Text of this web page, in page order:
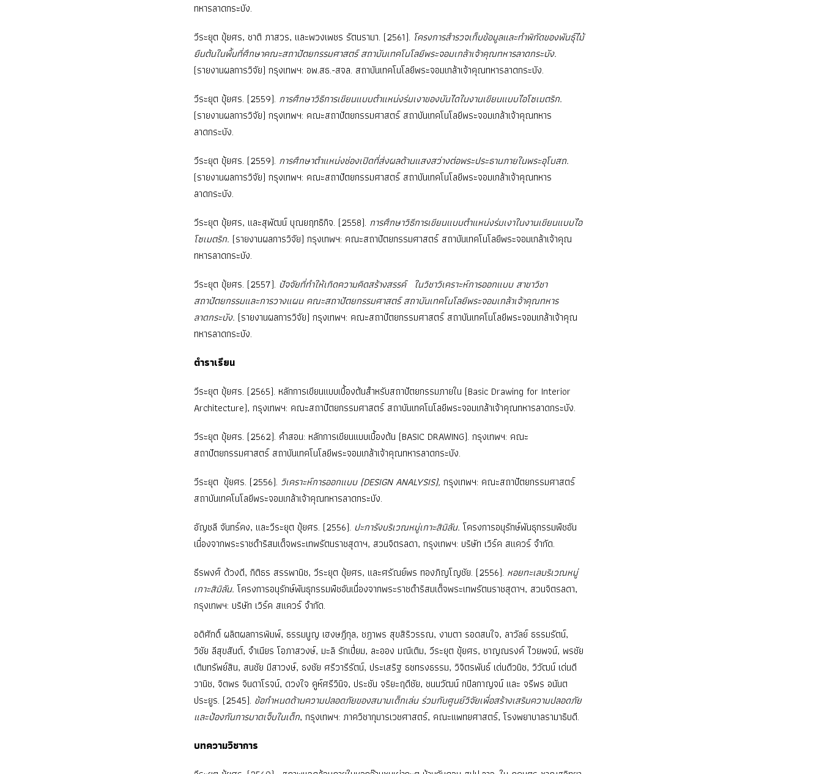
ทหารลาดกระบัง.
วีระยุต ขุ้ยศร, ชาติ ภาสวร, และพวงเพชร รัตนรามา. (2561). โครงการสำรวจเก็บข้อมูลและทำพิกัดของพันธุ์ไม้
ยืนต้นในพื้นที่ศึกษาคณะสถาปัตยกรรมศาสตร์ สถาบันเทคโนโลยีพระจอมเกล้าเจ้าคุณทหารลาดกระบัง.
(รายงานผลการวิจัย) กรุงเทพฯ: อพ.สธ.-สจล. สถาบันเทคโนโลยีพระจอมเกล้าเจ้าคุณทหารลาดกระบัง.
วีระยุต ขุ้ยศร. (2559). การศึกษาวิธีการเขียนแบบตำแหน่งร่มเงาของบันไดในงานเขียนแบบไอโซเมตริก.
(รายงานผลการวิจัย) กรุงเทพฯ: คณะสถาปัตยกรรมศาสตร์ สถาบันเทคโนโลยีพระจอมเกล้าเจ้าคุณทหาร
ลาดกระบัง.
วีระยุต ขุ้ยศร. (2559). การศึกษาตำแหน่งช่องเปิดที่ส่งผลด้านแสงสว่างต่อพระประธานภายในพระอุโบสถ.
(รายงานผลการวิจัย) กรุงเทพฯ: คณะสถาปัตยกรรมศาสตร์ สถาบันเทคโนโลยีพระจอมเกล้าเจ้าคุณทหาร
ลาดกระบัง.
วีระยุต ขุ้ยศร, และสุพัฒน์ บุณยฤทธิกิจ. (2558). การศึกษาวิธีการเขียนแบบตำแหน่งร่มเงาในงานเขียนแบบไอ
โซเมตริก. (รายงานผลการวิจัย) กรุงเทพฯ: คณะสถาปัตยกรรมศาสตร์ สถาบันเทคโนโลยีพระจอมเกล้าเจ้าคุณ
ทหารลาดกระบัง.
วีระยุต ขุ้ยศร. (2557). ปัจจัยที่ทำให้เกิดความคิดสร้างสรรค์ ในวิชาวิเคราะห์การออกแบบ สาขาวิชา
สถาปัตยกรรมและการวางแผน คณะสถาปัตยกรรมศาสตร์ สถาบันเทคโนโลยีพระจอมเกล้าเจ้าคุณทหาร
ลาดกระบัง. (รายงานผลการวิจัย) กรุงเทพฯ: คณะสถาปัตยกรรมศาสตร์ สถาบันเทคโนโลยีพระจอมเกล้าเจ้าคุณ
ทหารลาดกระบัง.
ตำราเรียน
วีระยุต ขุ้ยศร. (2565). หลักการเขียนแบบเบื้องต้นสำหรับสถาปัตยกรรมภายใน (Basic Drawing for Interior
Architecture), กรุงเทพฯ: คณะสถาปัตยกรรมศาสตร์ สถาบันเทคโนโลยีพระจอมเกล้าเจ้าคุณทหารลาดกระบัง.
วีระยุต ขุ้ยศร. (2562). คำสอน: หลักการเขียนแบบเบื้องต้น (BASIC DRAWING). กรุงเทพฯ: คณะ
สถาปัตยกรรมศาสตร์ สถาบันเทคโนโลยีพระจอมเกล้าเจ้าคุณทหารลาดกระบัง.
วีระยุต ขุ้ยศร. (2556). วิเคราะห์การออกแบบ (DESIGN ANALYSIS), กรุงเทพฯ: คณะสถาปัตยกรรมศาสตร์
สถาบันเทคโนโลยีพระจอมเกล้าเจ้าคุณทหารลาดกระบัง.
อัญชลี จันทร์คง, และวีระยุต ขุ้ยศร. (2556). ปะการังบริเวณหมู่เกาะสิมิลัน. โครงการอนุรักษ์พันธุกรรมพืชอัน
เนื่องจากพระราชดำริสมเด็จพระเทพรัตนราชสุดาฯ, สวนจิตรลดา, กรุงเทพฯ: บริษัท เวิร์ค สแควร์ จำกัด.
ธีรพงศ์ ด้วงดี, กิติธร สรรพานิช, วีระยุต ขุ้ยศร, และศรัณย์พร ทองภิญโญชัย. (2556). หอยทะเลบริเวณหมู่
เกาะสิมิลัน. โครงการอนุรักษ์พันธุกรรมพืชอันเนื่องจากพระราชดำริสมเด็จพระเทพรัตนราชสุดาฯ, สวนจิตรลดา,
กรุงเทพฯ: บริษัท เวิร์ค สแควร์ จำกัด.
อดิศักดิ์ ผลิตผลการพิมพ์, ธรรมนูญ เฮงษฎีกุล, ชฎาพร สุขสิริวรรณ, งามตา รอดสนใจ, ลาวัลย์ ธรรมรัตน์,
วิชัย ลีสุขสันต์, จําเนียร โอภาสวงษ์, มะลิ รักเปี่ยม, ละออง มณีเติม, วีระยุต ขุ้ยศร, ชาญณรงค์ ไวยพจน์, พรชัย
เติมทรัพย์สิน, สนชัย มีสาวงษ์, ธงชัย ศรีวารีรัตน์, ประเสริฐ ธชทรงธรรม, วิจิตรพันธ์ เด่นดีวนิช, วิวัฒน์ เด่นดี
วานิช, จิตพร จินดาโรจน์, ดวงใจ คูห์ศรีวินิจ, ประชัน จริยะฤดีชัย, ชนนวัฒน์ กปิลกาญจน์ และ จรีพร อนันต
ประยูร. (2545). ข้อกำหนดด้านความปลอดภัยของสนามเด็กเล่น ร่วมกับศูนย์วิจัยเพื่อสร้างเสริมความปลอดภัย
และป้องกันการบาดเจ็บในเด็ก, กรุงเทพฯ: ภาควิชากุมารเวชศาสตร์, คณะแพทยศาสตร์, โรงพยาบาลรามาธิบดี.
บทความวิชาการ